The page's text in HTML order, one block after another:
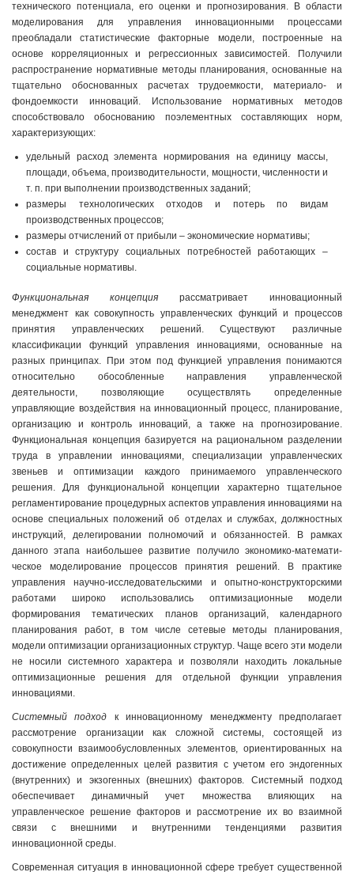
технического потенциала, его оценки и прогнозирования. В области
моделирования для управления инновационными процессами
преобладали статистические факторные модели, построенные на
основе корреляционных и регрессионных зависимостей. Получили
распространение нормативные методы планирования, основанные на
тщательно обоснованных расчетах трудоемкости, материало- и
фондоемкости инноваций. Использование нормативных методов
способствовало обоснованию поэлементных составляющих норм,
характеризующих:
удельный расход элемента нормирования на единицу массы,
площади, объема, производительности, мощности, численности и
т. п. при выполнении производственных заданий;
размеры технологических отходов и потерь по видам
производственных процессов;
размеры отчислений от прибыли – экономические нормативы;
состав и структуру социальных потребностей работающих –
социальные нормативы.
Функциональная концепция рассматривает инновационный
менеджмент как совокупность управленческих функций и процессов
принятия управленческих решений. Существуют различные
классификации функций управления инновациями, основанные на
разных принципах. При этом под функцией управления понимаются
относительно обособленные направления управленческой
деятельности, позволяющие осуществлять определенные
управляющие воздействия на инновационный процесс, планирование,
организацию и контроль инноваций, а также на прогнозирование.
Функциональная концепция базируется на рациональном разделении
труда в управлении инновациями, специализации управленческих
звеньев и оптимизации каждого принимаемого управленческого
решения. Для функциональной концепции характерно тщательное
регламентирование процедурных аспектов управления инновациями на
основе специальных положений об отделах и службах, должностных
инструкций, делегировании полномочий и обязанностей. В рамках
данного этапа наибольшее развитие получило экономико-математи­
ческое моделирование процессов принятия решений. В практике
управления научно-исследовательскими и опытно-конструк­торскими
работами широко использовались оптимизационные модели
формирования тематических планов организаций, календарного
планирования работ, в том числе сетевые методы планирования,
модели оптимизации организационных структур. Чаще всего эти модели
не носили системного характера и позволяли находить локальные
оптимизационные решения для отдельной функции управления
инновациями.
Системный подход к инновационному менеджменту предполагает
рассмотрение организации как сложной системы, состоящей из
совокупности взаимообусловленных элементов, ориентированных на
достижение определенных целей развития с учетом его эндогенных
(внутренних) и экзогенных (внешних) факторов. Системный подход
обеспечивает динамичный учет множества влияющих на
управленческое решение факторов и рассмотрение их во взаимной
связи с внешними и внутренними тенденциями развития
инновационной среды.
Современная ситуация в инновационной сфере требует существенной